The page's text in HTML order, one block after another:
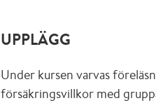
UPPLÄGG
Under kursen varvas
försäkringsvillkor med